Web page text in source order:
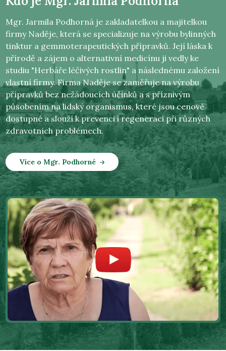
Mgr. Jarmila Podhorná je zakladatelkou a majitelkou
firmy Naděje, která se specializuje na výrobu bylinných
tinktur a gemmoterapeutických přípravků. Její láska k
přírodě a zájem o alternativní medicínu ji vedly ke
studiu "Herbáře léčivých rostlin" a následnému založení
vlastní firmy. Firma Naděje se zaměřuje na výrobu
přípravků bez nežádoucích účinků a s příznivým
působením na lidský organismus, které jsou cenově
dostupné a slouží k prevenci i regeneraci při různých
zdravotních problémech.
Více o Mgr. Podhorné